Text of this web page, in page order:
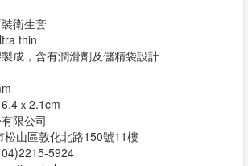
衛生套
thin
成，含有潤滑劑及儲精袋設計
ｘ2.1cm
限公司
松山區敦化北路150號11樓
5924